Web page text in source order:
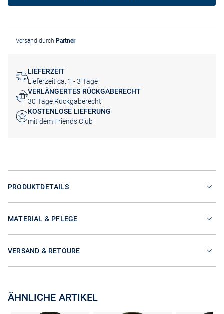
Versand durch Partner
LIEFERZEIT
Lieferzeit ca. 1 - 3 Tage
VERLÄNGERTES RÜCKGABERECHT
30 Tage Rückgaberecht
KOSTENLOSE LIEFERUNG
mit dem Friends Club
PRODUKTDETAILS
MATERIAL & PFLEGE
VERSAND & RETOURE
ÄHNLICHE ARTIKEL